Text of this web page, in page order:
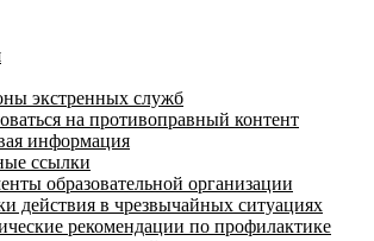
экстренных служб
на противоправный контент
информация
ссылки
образовательной организации
действия в чрезвычайных ситуациях
рекомендации по профилактике